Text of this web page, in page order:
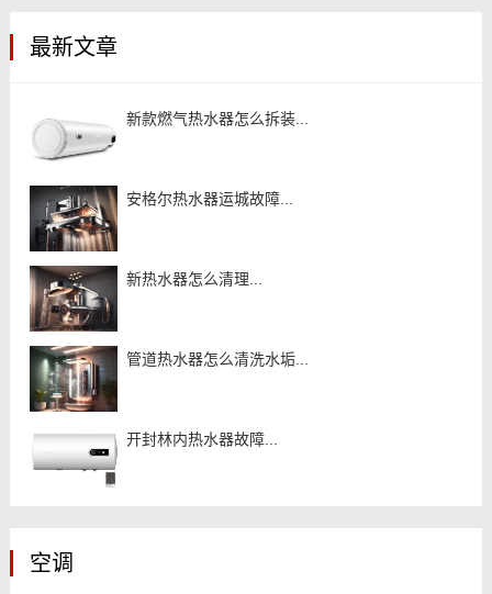
最新文章
新款燃气热水器怎么拆装...
安格尔热水器运城故障...
新热水器怎么清理...
管道热水器怎么清洗水垢...
开封林内热水器故障...
空调